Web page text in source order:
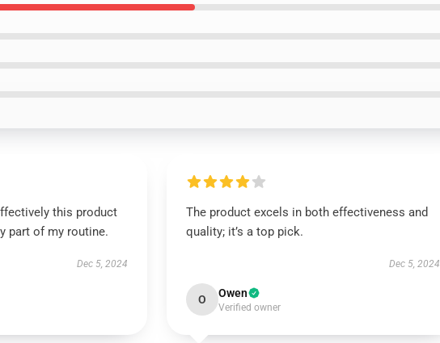
this product
part of my routine.
Dec 5, 2024
The product excels in both effectiveness and
quality; it’s a top pick.
Dec 5, 2024
O Owen
Verified owner